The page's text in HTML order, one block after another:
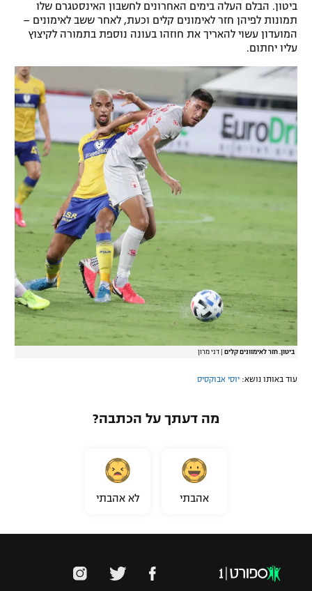
ביטון. הבלם העלה בימים האחרונים לחשבון האינסטגרם שלו
תמונות לפיהן חזר לאימונים קלים וכעת, לאחר ששב לאימונים –
המועדון עשוי להאריך את חוזהו בעונה נוספת בתמורה לקיצוץ
עליו יחתום.
ביטון. חזר לאימוונים קלים דני מרון
עוד באותו נושא: יוסי אבוקסיס
מה דעתך על הכתבה?
אהבתי לא אהבתי